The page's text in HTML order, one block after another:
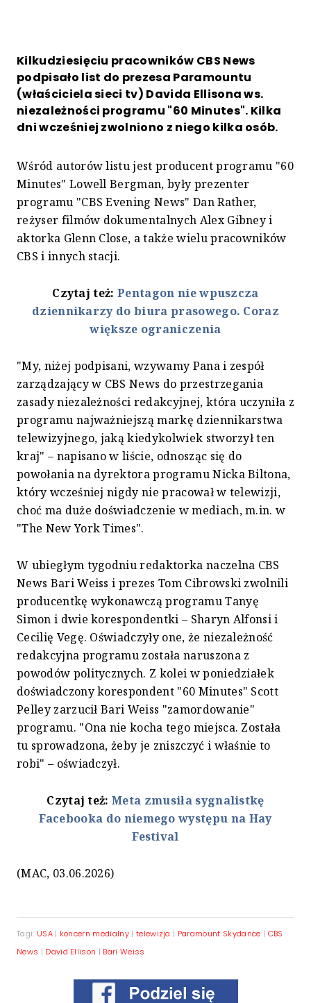
Kilkudziesięciu pracowników CBS News
podpisało list do prezesa Paramountu
(właściciela sieci tv) Davida Ellisona ws.
niezależności programu "60 Minutes". Kilka
dni wcześniej zwolniono z niego kilka osób.
Wśród autorów listu jest producent programu "60
Minutes" Lowell Bergman, były prezenter
programu "CBS Evening News" Dan Rather,
reżyser filmów dokumentalnych Alex Gibney i
aktorka Glenn Close, a także wielu pracowników
CBS i innych stacji.
Czytaj też:Pentagon nie wpuszcza
dziennikarzy do biura prasowego. Coraz
większe ograniczenia
"My, niżej podpisani, wzywamy Pana i zespół
zarządzający w CBS News do przestrzegania
zasady niezależności redakcyjnej, która uczyniła z
programu najważniejszą markę dziennikarstwa
telewizyjnego, jaką kiedykolwiek stworzył ten
kraj" – napisano w liście, odnosząc się do
powołania na dyrektora programu Nicka Biltona,
który wcześniej nigdy nie pracował w telewizji,
choć ma duże doświadczenie w mediach, m.in. w
"The New York Times".
W ubiegłym tygodniu redaktorka naczelna CBS
News Bari Weiss i prezes Tom Cibrowski zwolnili
producentkę wykonawczą programu Tanyę
Simon i dwie korespondentki – Sharyn Alfonsi i
Cecilię Vegę. Oświadczyły one, że niezależność
redakcyjna programu została naruszona z
powodów politycznych. Z kolei w poniedziałek
doświadczony korespondent "60 Minutes" Scott
Pelley zarzucił Bari Weiss "zamordowanie"
programu. "Ona nie kocha tego miejsca. Została
tu sprowadzona, żeby je zniszczyć i właśnie to
robi" – oświadczył.
Czytaj też:Meta zmusiła sygnalistkę
Facebooka do niemego występu na Hay
Festival
(MAC, 03.06.2026)
Tagi: USA | koncern medialny| telewizja | Paramount Skydance | CBS
News | David Ellison | Bari Weiss